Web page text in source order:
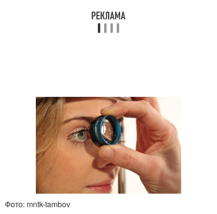
Фото: mntk-tambov